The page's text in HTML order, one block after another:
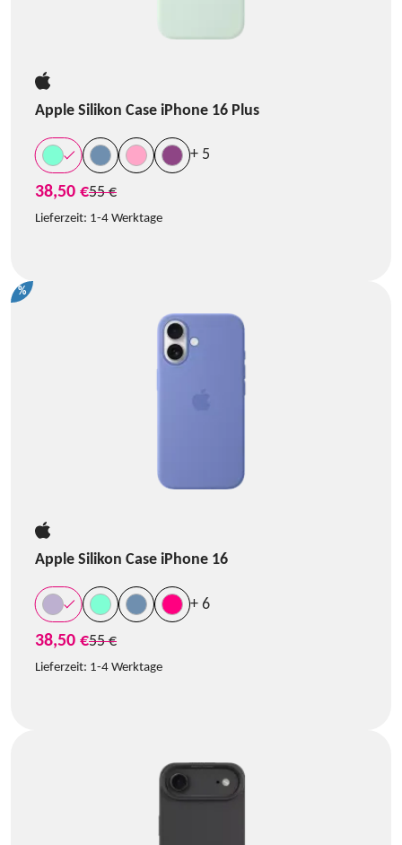
Apple Silikon Case iPhone 16 Plus
+ 5
38,50 €statt
55 €
Lieferzeit: 1-4 Werktage
%
Apple Silikon Case iPhone 16
+ 6
38,50 €statt
55 €
Lieferzeit: 1-4 Werktage